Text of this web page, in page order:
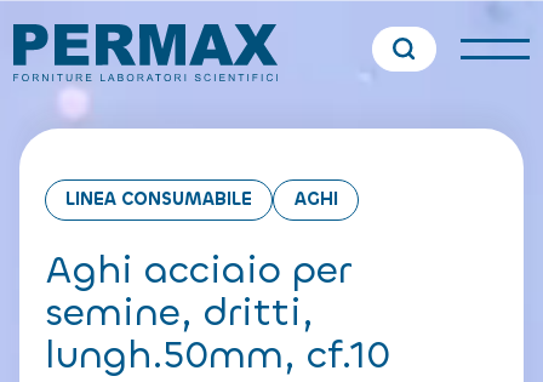
LINEA CONSUMABILE AGHI
Aghi acciaio per
semine, dritti,
lungh.50mm, cf.10